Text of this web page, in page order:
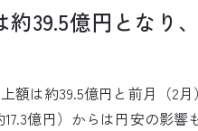
39.5億円となり
額は約39.5億円と前月（2
億円）からは円安の影響